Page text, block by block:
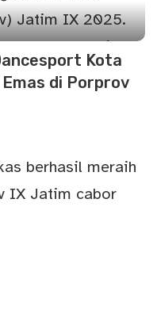
Kota
di Porprov